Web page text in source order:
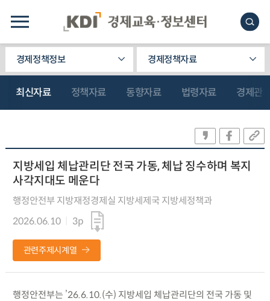
경제정책정보 경제정책자료
최신자료 정책자료 동향자료 법령자료 경제관
지방세입 체납관리단 전국 가동, 체납 징수하며 복지
사각지대도 메운다
행정안전부 지방재정경제실 지방세제국 지방세정책과
2026.06.10
3p
관련주제시계열
행정안전부는 ’26.6.10.(수) 지방세입 체납관리단의 전국 가동 및